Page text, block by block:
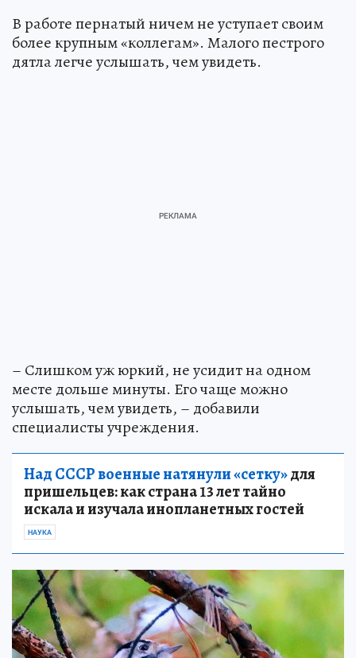
В работе пернатый ничем не уступает своим
более крупным «коллегам». Малого пестрого
дятла легче услышать, чем увидеть.
– Слишком уж юркий, не усидит на одном
месте дольше минуты. Его чаще можно
услышать, чем увидеть, – добавили
специалисты учреждения.
Над СССР военные натянули «сетку»для
пришельцев: как страна 13 лет тайно
искала и изучала инопланетных гостей
НАУКА